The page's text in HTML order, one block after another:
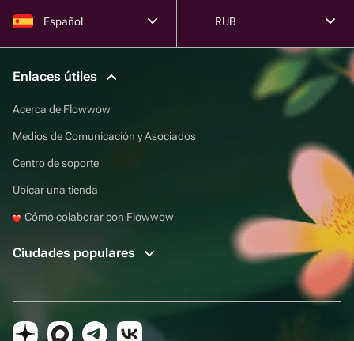
Español RUB
Enlaces útiles
Acerca de Flowwow
Medios de Comunicación y Asociados
Centro de soporte
Ubicar una tienda
Cómo colaborar con Flowwow
Ciudades populares